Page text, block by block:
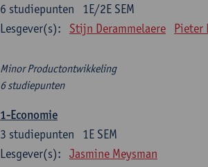
1E/2E SEM
6 studiepunten
Lesgever(s):
Stijn Derammelaere Pieter
Minor Productontwikkeling
6 studiepunten
1-Economie
1E SEM
3 studiepunten
Lesgever(s):
Jasmine Meysman